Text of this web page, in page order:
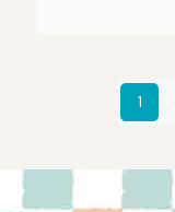
1